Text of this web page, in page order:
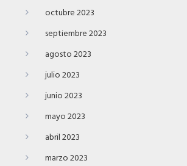
octubre 2023
septiembre 2023
agosto 2023
julio 2023
junio 2023
mayo 2023
abril 2023
marzo 2023